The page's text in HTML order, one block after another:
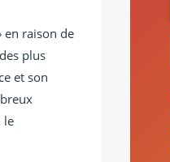
en raison de
plus
et son
le